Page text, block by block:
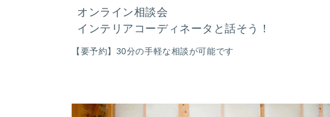
オンライン相談会
インテリアコーディネータと話そう！
【要予約】30分の手軽な相談が可能です